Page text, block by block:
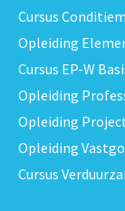
Cursus
Opleiding
Cursus EP-W
Opleiding
Opleiding
Opleiding
Cursus